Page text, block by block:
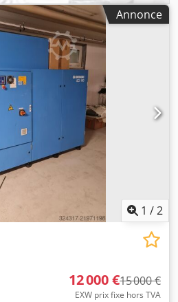
Annonce
1 /2
12 000 €15 000 €
EXW prix fixe hors TVA